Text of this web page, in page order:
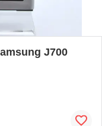
J700